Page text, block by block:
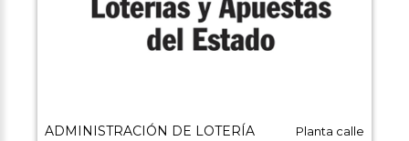
ADMINISTRACIÓN DE LOTERÍA Planta calle